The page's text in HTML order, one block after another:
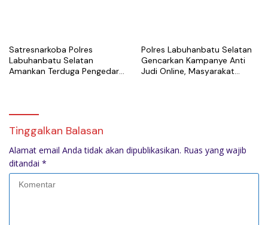
Satresnarkoba Polres
Labuhanbatu Selatan
Amankan Terduga Pengedar
Polres Labuhanbatu Selatan
Gencarkan Kampanye Anti
Judi Online, Masyarakat
Tinggalkan Balasan
Alamat email Anda tidak akan dipublikasikan. Ruas yang wajib
ditandai *